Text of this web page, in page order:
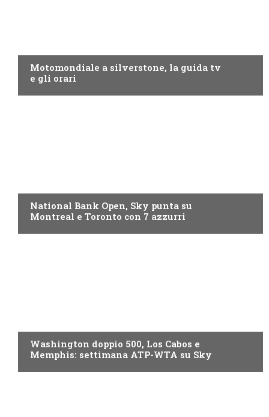
Motomondiale a silverstone, la guida tv
e gli orari
National Bank Open, Sky punta su
Montreal e Toronto con 7 azzurri
Washington doppio 500, Los Cabos e
Memphis: settimana ATP-WTA su Sky